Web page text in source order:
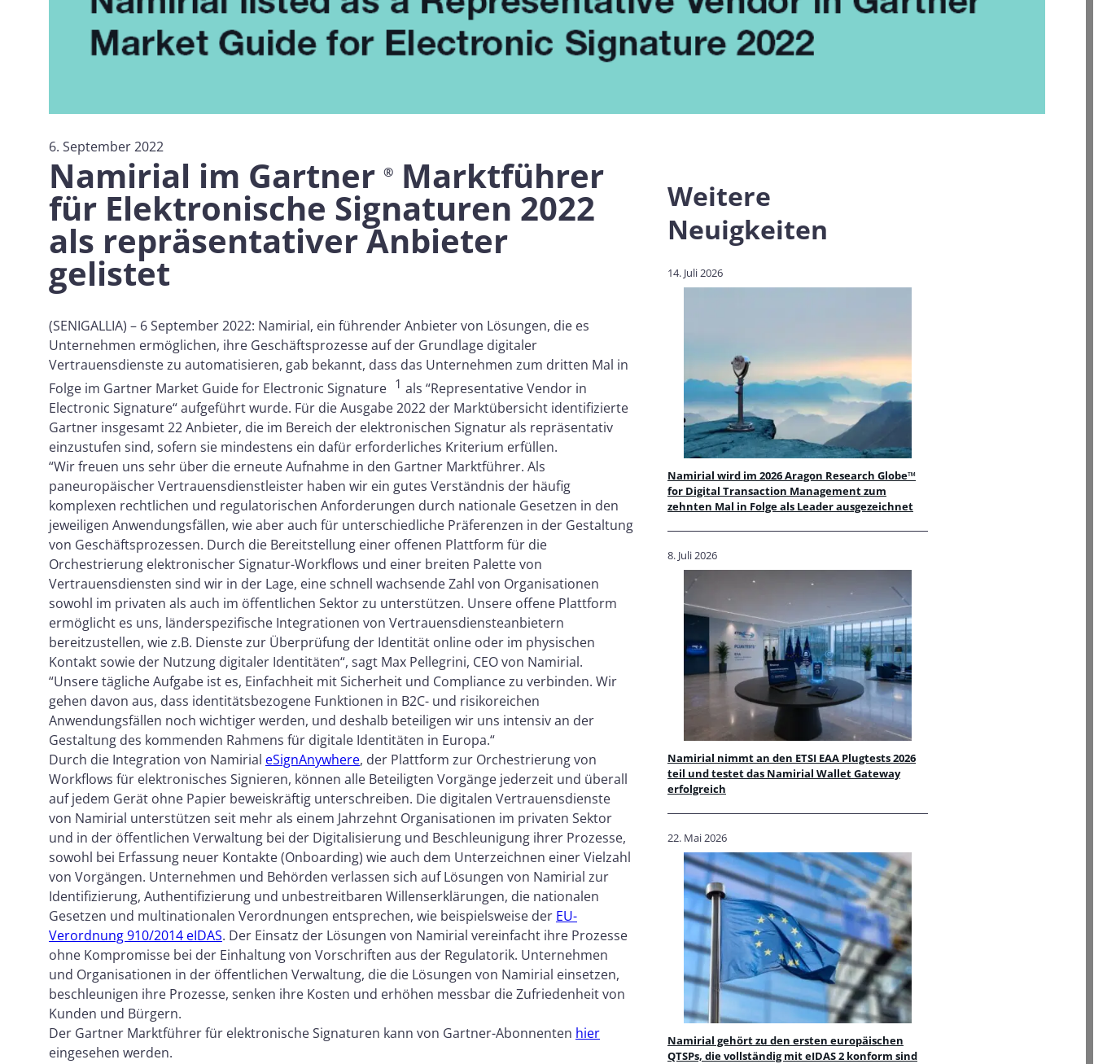
6. September 2022
Namirial im Gartner ® Marktführer
für Elektronische Signaturen 2022
als repräsentativer Anbieter
gelistet
(SENIGALLIA) – 6 September 2022: Namirial, ein führender Anbieter von Lösungen, die es
Unternehmen ermöglichen, ihre Geschäftsprozesse auf der Grundlage digitaler
Vertrauensdienste zu automatisieren, gab bekannt, dass das Unternehmen zum dritten Mal in
Folge im Gartner Market Guide for Electronic Signature 1 als “Representative Vendor in
Electronic Signature“ aufgeführt wurde. Für die Ausgabe 2022 der Marktübersicht identifizierte
Gartner insgesamt 22 Anbieter, die im Bereich der elektronischen Signatur als repräsentativ
einzustufen sind, sofern sie mindestens ein dafür erforderliches Kriterium erfüllen.
“Wir freuen uns sehr über die erneute Aufnahme in den Gartner Marktführer. Als
paneuropäischer Vertrauensdienstleister haben wir ein gutes Verständnis der häufig
komplexen rechtlichen und regulatorischen Anforderungen durch nationale Gesetzen in den
jeweiligen Anwendungsfällen, wie aber auch für unterschiedliche Präferenzen in der Gestaltung
von Geschäftsprozessen. Durch die Bereitstellung einer offenen Plattform für die
Orchestrierung elektronischer Signatur-Workflows und einer breiten Palette von
Vertrauensdiensten sind wir in der Lage, eine schnell wachsende Zahl von Organisationen
sowohl im privaten als auch im öffentlichen Sektor zu unterstützen. Unsere offene Plattform
ermöglicht es uns, länderspezifische Integrationen von Vertrauensdiensteanbietern
bereitzustellen, wie z.B. Dienste zur Überprüfung der Identität online oder im physischen
Kontakt sowie der Nutzung digitaler Identitäten“, sagt Max Pellegrini, CEO von Namirial.
“Unsere tägliche Aufgabe ist es, Einfachheit mit Sicherheit und Compliance zu verbinden. Wir
gehen davon aus, dass identitätsbezogene Funktionen in B2C- und risikoreichen
Anwendungsfällen noch wichtiger werden, und deshalb beteiligen wir uns intensiv an der
Gestaltung des kommenden Rahmens für digitale Identitäten in Europa.“
Durch die Integration von Namirial eSignAnywhere, der Plattform zur Orchestrierung von
Workflows für elektronisches Signieren, können alle Beteiligten Vorgänge jederzeit und überall
auf jedem Gerät ohne Papier beweiskräftig unterschreiben. Die digitalen Vertrauensdienste
von Namirial unterstützen seit mehr als einem Jahrzehnt Organisationen im privaten Sektor
und in der öffentlichen Verwaltung bei der Digitalisierung und Beschleunigung ihrer Prozesse,
sowohl bei Erfassung neuer Kontakte (Onboarding) wie auch dem Unterzeichnen einer Vielzahl
von Vorgängen. Unternehmen und Behörden verlassen sich auf Lösungen von Namirial zur
Identifizierung, Authentifizierung und unbestreitbaren Willenserklärungen, die nationalen
Gesetzen und multinationalen Verordnungen entsprechen, wie beispielsweise der EU-
Verordnung 910/2014 eIDAS. Der Einsatz der Lösungen von Namirial vereinfacht ihre Prozesse
ohne Kompromisse bei der Einhaltung von Vorschriften aus der Regulatorik. Unternehmen
und Organisationen in der öffentlichen Verwaltung, die die Lösungen von Namirial einsetzen,
beschleunigen ihre Prozesse, senken ihre Kosten und erhöhen messbar die Zufriedenheit von
Kunden und Bürgern.
Der Gartner Marktführer für elektronische Signaturen kann von Gartner-Abonnenten hier
eingesehen werden.
Weitere
Neuigkeiten
14. Juli 2026
Namirial wird im 2026 Aragon Research Globe™
for Digital Transaction Management zum
zehnten Mal in Folge als Leader ausgezeichnet
8. Juli 2026
Namirial nimmt an den ETSI EAA Plugtests 2026
teil und testet das Namirial Wallet Gateway
erfolgreich
22. Mai 2026
Namirial gehört zu den ersten europäischen
QTSPs, die vollständig mit eIDAS 2 konform sind